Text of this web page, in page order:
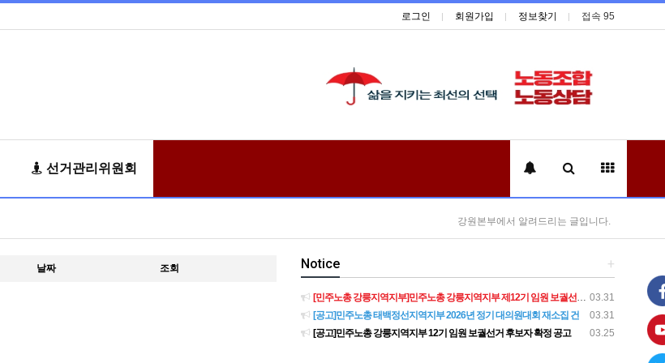
로그인 회원가입 정보찾기 접속 95
선거관리위원회
강원본부에서 알려드리는 글입니다.
날짜 조회 +
Notice
03.31
[민주노총 강릉지역지부]민주노총 강릉지역지부 제12기 임원 보궐선거결과 공고
03.31
[공고]민주노총 태백정선지역지부 2026년 정기 대의원대회 재소집 건
03.25
[공고]민주노총 강릉지역지부 12기 임원 보궐선거 후보자 확정 공고